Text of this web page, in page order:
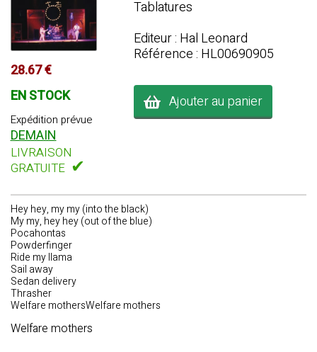
28.67 €
EN STOCK
Expédition prévue
DEMAIN
LIVRAISON
GRATUITE ✔
Tablatures
Editeur : Hal Leonard
Référence : HL00690905
Ajouter au panier
Hey hey, my my (into the black)
My my, hey hey (out of the blue)
Pocahontas
Powderfinger
Ride my llama
Sail away
Sedan delivery
Thrasher
Welfare mothersWelfare mothers
Welfare mothers